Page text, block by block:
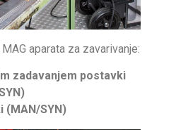
aparata za zavarivanje:
zadavanjem postavki
(MAN/SYN)